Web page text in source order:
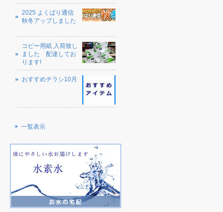
2025 よくばり通信
秋冬アップしました
コピー用紙 入荷致し
ました 配達してお
ります!
おすすめチラシ10月
一覧表示